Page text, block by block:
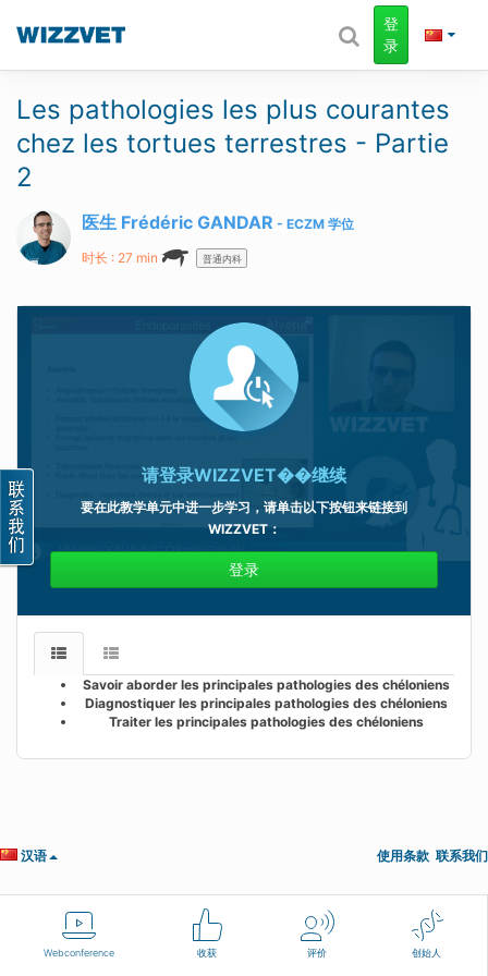
Webconference 收获 评价 创始人
登
录
Les pathologies les plus courantes
chez les tortues terrestres - Partie
2
医生 Frédéric GANDAR ECZM 学位
时长 : 27 min 普通内科
请登录WIZZVET��继续
要在此教学单元中进一步学习，请单击以下按钮来链接到
WIZZVET：
登录
Savoir aborder les principales pathologies des chéloniens
Diagnostiquer les principales pathologies des chéloniens
Traiter les principales pathologies des chéloniens
汉语 使用条款 联系我们